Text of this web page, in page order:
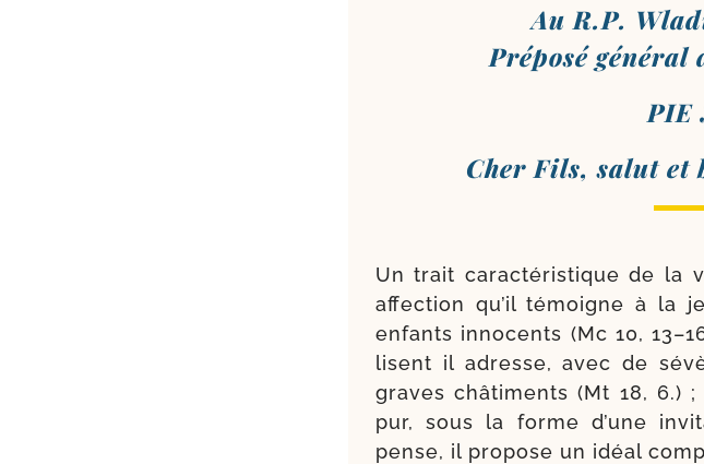
Au R.P.
Préposé géné­ral
PIE
Cher Fils, salut et
Un trait carac­té­ris­tique de la
affec­tion qu’il témoigne à la
enfants inno­cents (Mc 10,
lisent il adresse, avec de
graves châ­ti­ments (Mt 18, 6.)
pur, sous la forme d’une
pense, il pro­pose un idéal